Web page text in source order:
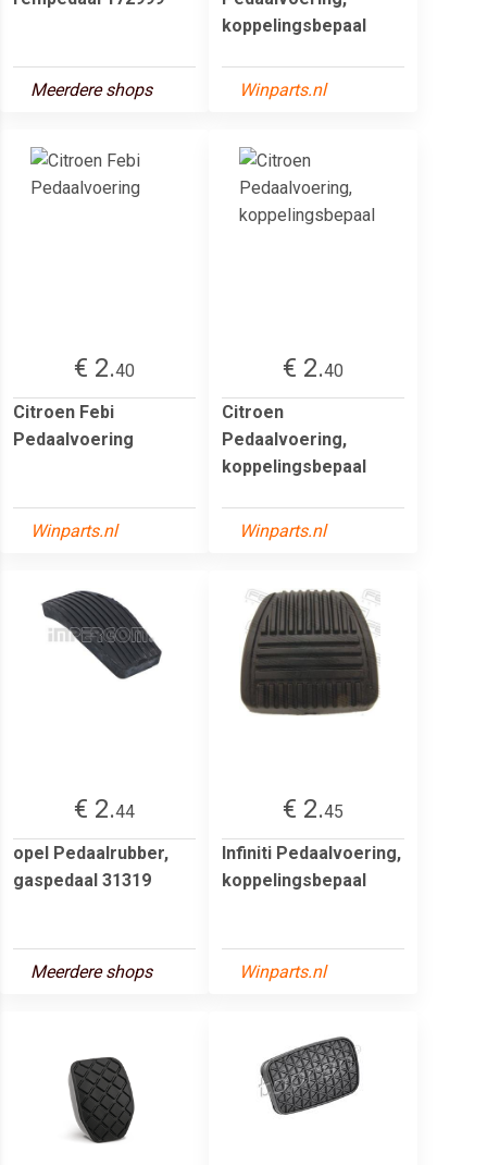
Meerdere shops
koppelingsbepaal
Winparts.nl
€ 2.40
Citroen Febi
Pedaalvoering
Winparts.nl
€ 2.40
Citroen
Pedaalvoering,
koppelingsbepaal
Winparts.nl
€ 2.44
opel Pedaalrubber,
gaspedaal 31319
Meerdere shops
€ 2.45
Infiniti Pedaalvoering,
koppelingsbepaal
Winparts.nl